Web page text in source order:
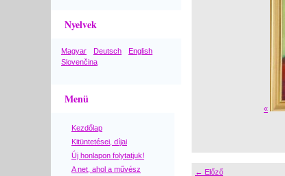
Nyelvek
Magyar Deutsch
English
Slovenčina
Menü
Kezdőlap
Kitüntetései, díjai
Új honlapon folytatjuk!
A net, ahol a művész
«
← Előző